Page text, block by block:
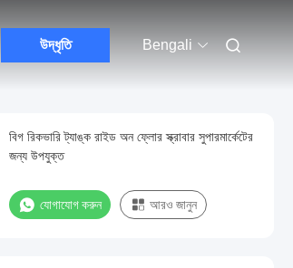
উদ্ধৃতি Bengali
বিগ রিকভারি ট্যাঙ্ক রাইড অন ফ্লোর স্ক্রাবার সুপারমার্কেটের
জন্য উপযুক্ত
যোগাযোগ করুন আরও জানুন